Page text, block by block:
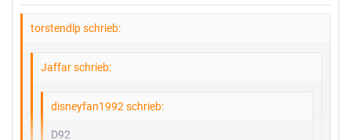
torstendlp schrieb:
Jaffar schrieb:
disneyfan1992 schrieb:
D92